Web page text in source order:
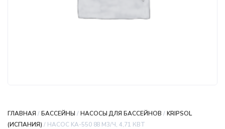
ГЛАВНАЯ /БАССЕЙНЫ /НАСОСЫ ДЛЯ БАССЕЙНОВ /KRIPSOL
(ИСПАНИЯ) / НАСОС KА-550 88 М3/Ч, 4,71 КВТ